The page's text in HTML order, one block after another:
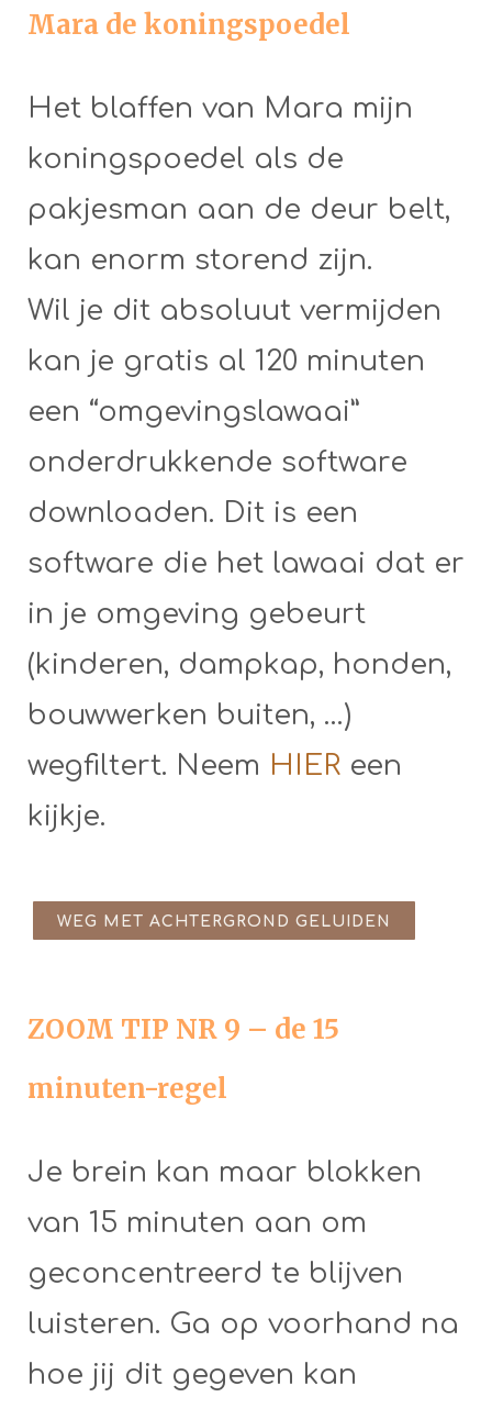
Mara de koningspoedel
Het blaffen van Mara mijn
koningspoedel als de
pakjesman aan de deur belt,
kan enorm storend zijn.
Wil je dit absoluut vermijden
kan je gratis al 120 minuten
een “omgevingslawaai”
onderdrukkende software
downloaden. Dit is een
software die het lawaai dat er
in je omgeving gebeurt
(kinderen, dampkap, honden,
bouwwerken buiten, …)
wegfiltert. Neem HIER een
kijkje.
WEG MET ACHTERGROND GELUIDEN
ZOOM TIP NR 9 – de 15
minuten-regel
Je brein kan maar blokken
van 15 minuten aan om
geconcentreerd te blijven
luisteren. Ga op voorhand na
hoe jij dit gegeven kan